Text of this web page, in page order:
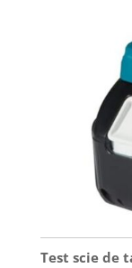
Test scie de